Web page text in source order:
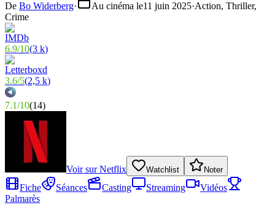
De Bo Widerberg· Au cinéma le11 juin 2025·Action, Thriller,
Crime
6.9/10(3 k)
3.6/5(2,5 k)
7.1/10(14)
Voir surNetflix Watchlist Noter
Fiche Séances Casting Streaming
Vidéos
Palmarès